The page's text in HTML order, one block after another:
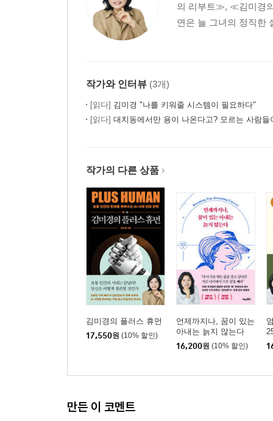
의 리부트≫, ≪김미경
연은 늘 그녀의 정직한
작가와 인터뷰 (3개)
[읽다] 김미경 "나를 키워줄 시스템이 필요하다"
[읽다] 대치동에서만 용이 나온다고? 모르는 사람
작가의 다른 상품
김미경의 플러스 휴먼
17,550원 (10% 할인)
언제까지나, 꿈이 있는
아내는 늙지 않는다
16,200원 (10% 할인)
만든 이 코멘트